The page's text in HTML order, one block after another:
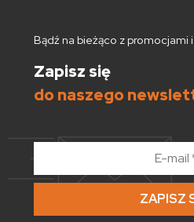
Bądź na bieżąco z promocjami
Zapisz się
do naszego
*